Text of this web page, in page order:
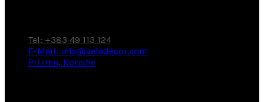
Tel: +383 49 113 124
E-Mail: info@vefadecor.com
Prizren, Korishë